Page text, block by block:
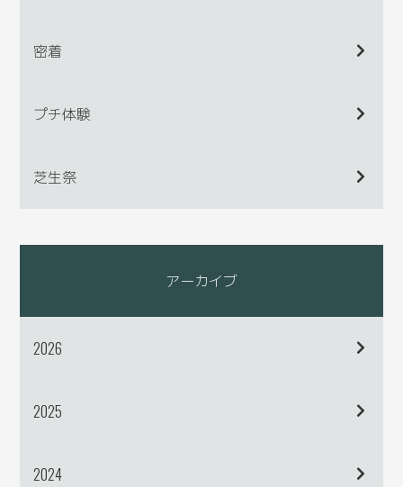
密着
プチ体験
芝生祭
アーカイブ
2026
2025
2024